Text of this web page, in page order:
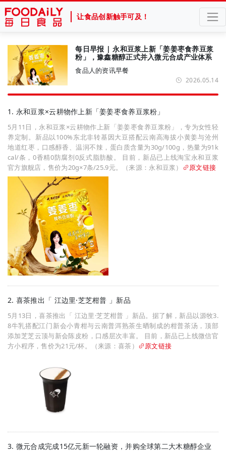
让食品创新触手可及！
每日早报 | 永和豆浆上新「姜姜枣食养豆浆
粉」，豫鑫糖醇正式并入微元合成产业体系
食品人的资讯早餐
2026.05.14
1. 永和豆浆×云耕物作上新「姜姜枣食养豆浆粉」
5月11日，永和豆浆×云耕物作上新「姜姜枣食养豆浆粉」，专为女性轻
养定制。新品以100%东北非转基因大豆搭配云南高海拔小黄姜与沧州
地道红枣，口感醇香、温润不辣，蛋白质含量为30g/100g，热量为91k
cal/条，0香精0防腐剂0反式脂肪酸。 目前，新品已上线淘宝永和豆浆
官方旗舰店，售价为20g×7条/25.9元。（来源：永和豆浆）
原文链接
2. 喜茶推出「 江边里·芝芝柑普 」新品
5月13日，喜茶推出「 江边里·芝芝柑普 」新品。据了解，新品以源牧3.
8牛乳搭配江门新会小青柑与云南普洱熟茶生晒制成的柑普茶汤，顶部
添加芝芝云顶与新会陈皮粉，口感层次丰富。 目前，新品已上线微信官
方小程序，售价为21元/杯。（来源：喜茶）
原文链接
3. 微元合成完成15亿元新一轮融资，并购全球第二大木糖醇企业